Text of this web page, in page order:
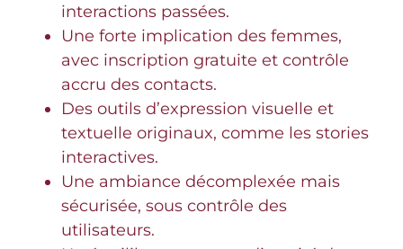
interactions passées.
Une forte implication des femmes,
avec inscription gratuite et contrôle
accru des contacts.
Des outils d’expression visuelle et
textuelle originaux, comme les stories
interactives.
Une ambiance décomplexée mais
sécurisée, sous contrôle des
utilisateurs.